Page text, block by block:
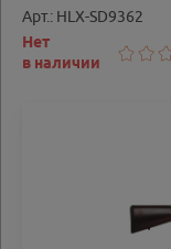
Арт.: HLX-SD9362
Нет
в наличии